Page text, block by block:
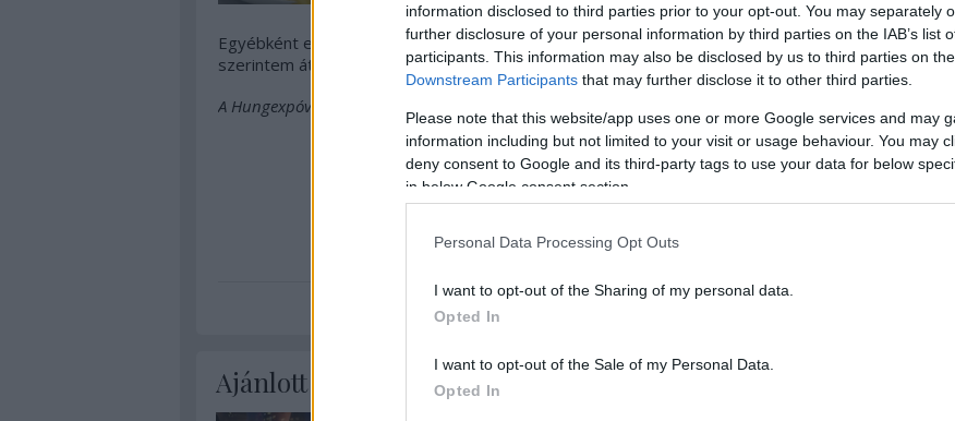
information disclosed to third parties prior to your opt-out. You may separately
further disclosure of your personal information by third parties on the IAB’s list
participants. This information may also be disclosed by us to third parties on the
Downstream Participants that may further disclose it to other third parties.
Please note that this website/app uses one or more Google services and may
information including but not limited to your visit or usage behaviour. You may
deny consent to Google and its third-party tags to use your data for below
in below Google consent section.
Personal Data Processing Opt Outs
I want to opt-out of the Sharing of my personal data.
Opted In
I want to opt-out of the Sale of my Personal Data.
Opted In
Egyébként ezzel egyidőben zajlik ugyanott a FutóExpo is, ahova szintén érdemes
szerintem átnézni (a jegy oda is érvényes), mindjárt indul a futószezon!
A Hungexpóval kooperációban készült.
Ajánlott bejegyzések: